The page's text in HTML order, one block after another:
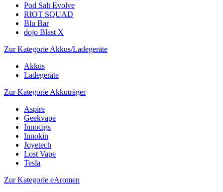
Pod Salt Evolve
RIOT SQUAD
Blu Bar
dojo Blast X
Zur Kategorie Akkus/Ladegeräte
Akkus
Ladegeräte
Zur Kategorie Akkuträger
Aspire
Geekvape
Innocigs
Innokin
Joyetech
Lost Vape
Tesla
Zur Kategorie eAromen